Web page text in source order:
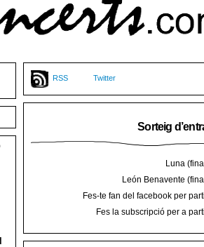
RSS Twitter
Sorteig
Luna
León Benavente
Fes-te fan del facebook per
Fes la subscripció per a